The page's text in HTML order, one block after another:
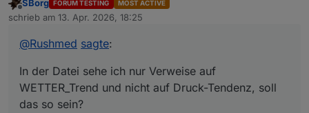
patch.diff runterladen und ins
In der Datei sehe ich nur Verweise auf
das so sein?
Offline
SBorg FORUM TESTING MOST ACTIVE
schrieb am 13. Apr. 2026, 18:25
zuletzt editiert von
@Rushmed sagte:
In der Datei sehe ich nur Verweise auf
WETTER_Trend und nicht auf Druck-Tendenz, soll
das so sein?